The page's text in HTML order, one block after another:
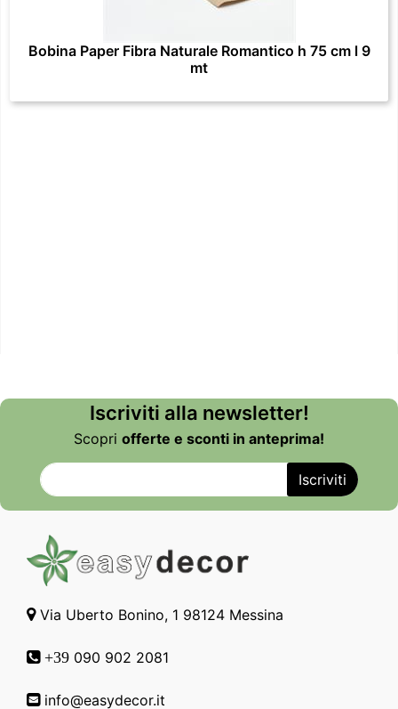
Bobina Paper Fibra Naturale Romantico h 75 cm l 9
mt
Iscriviti alla newsletter!
Scopri offerte e sconti in anteprima!
Via Uberto Bonino, 1 98124 Messina
+39 090 902 2081
info@easydecor.it